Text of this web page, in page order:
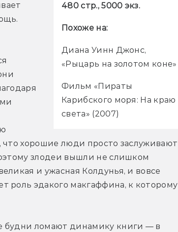
480 стр., 5000 экз.
Похоже на:
Диана Уинн Джонс,
«Рыцарь на золотом коне»
Фильм «Пираты
Карибского моря: На краю
света» (2007)
что хорошие люди просто заслуживают
злодеи вышли не слишком
и ужасная Колдунья, и вовсе
роль эдакого макгаффина, к которому
будни ломают динамику книги — в